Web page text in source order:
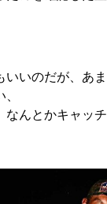
いいのだが、あ
んとかキャッチ